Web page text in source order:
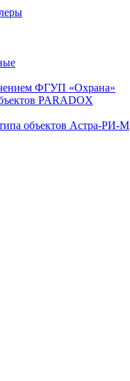
ФГУП «Охрана»
PARADOX
объектов Астра-РИ-М